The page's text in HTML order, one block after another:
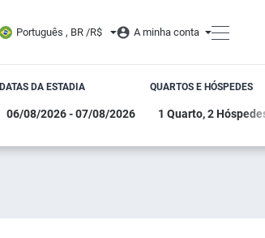
Português , BR /R$ A minha conta
DATAS DA ESTADIA QUARTOS E HÓSPEDES